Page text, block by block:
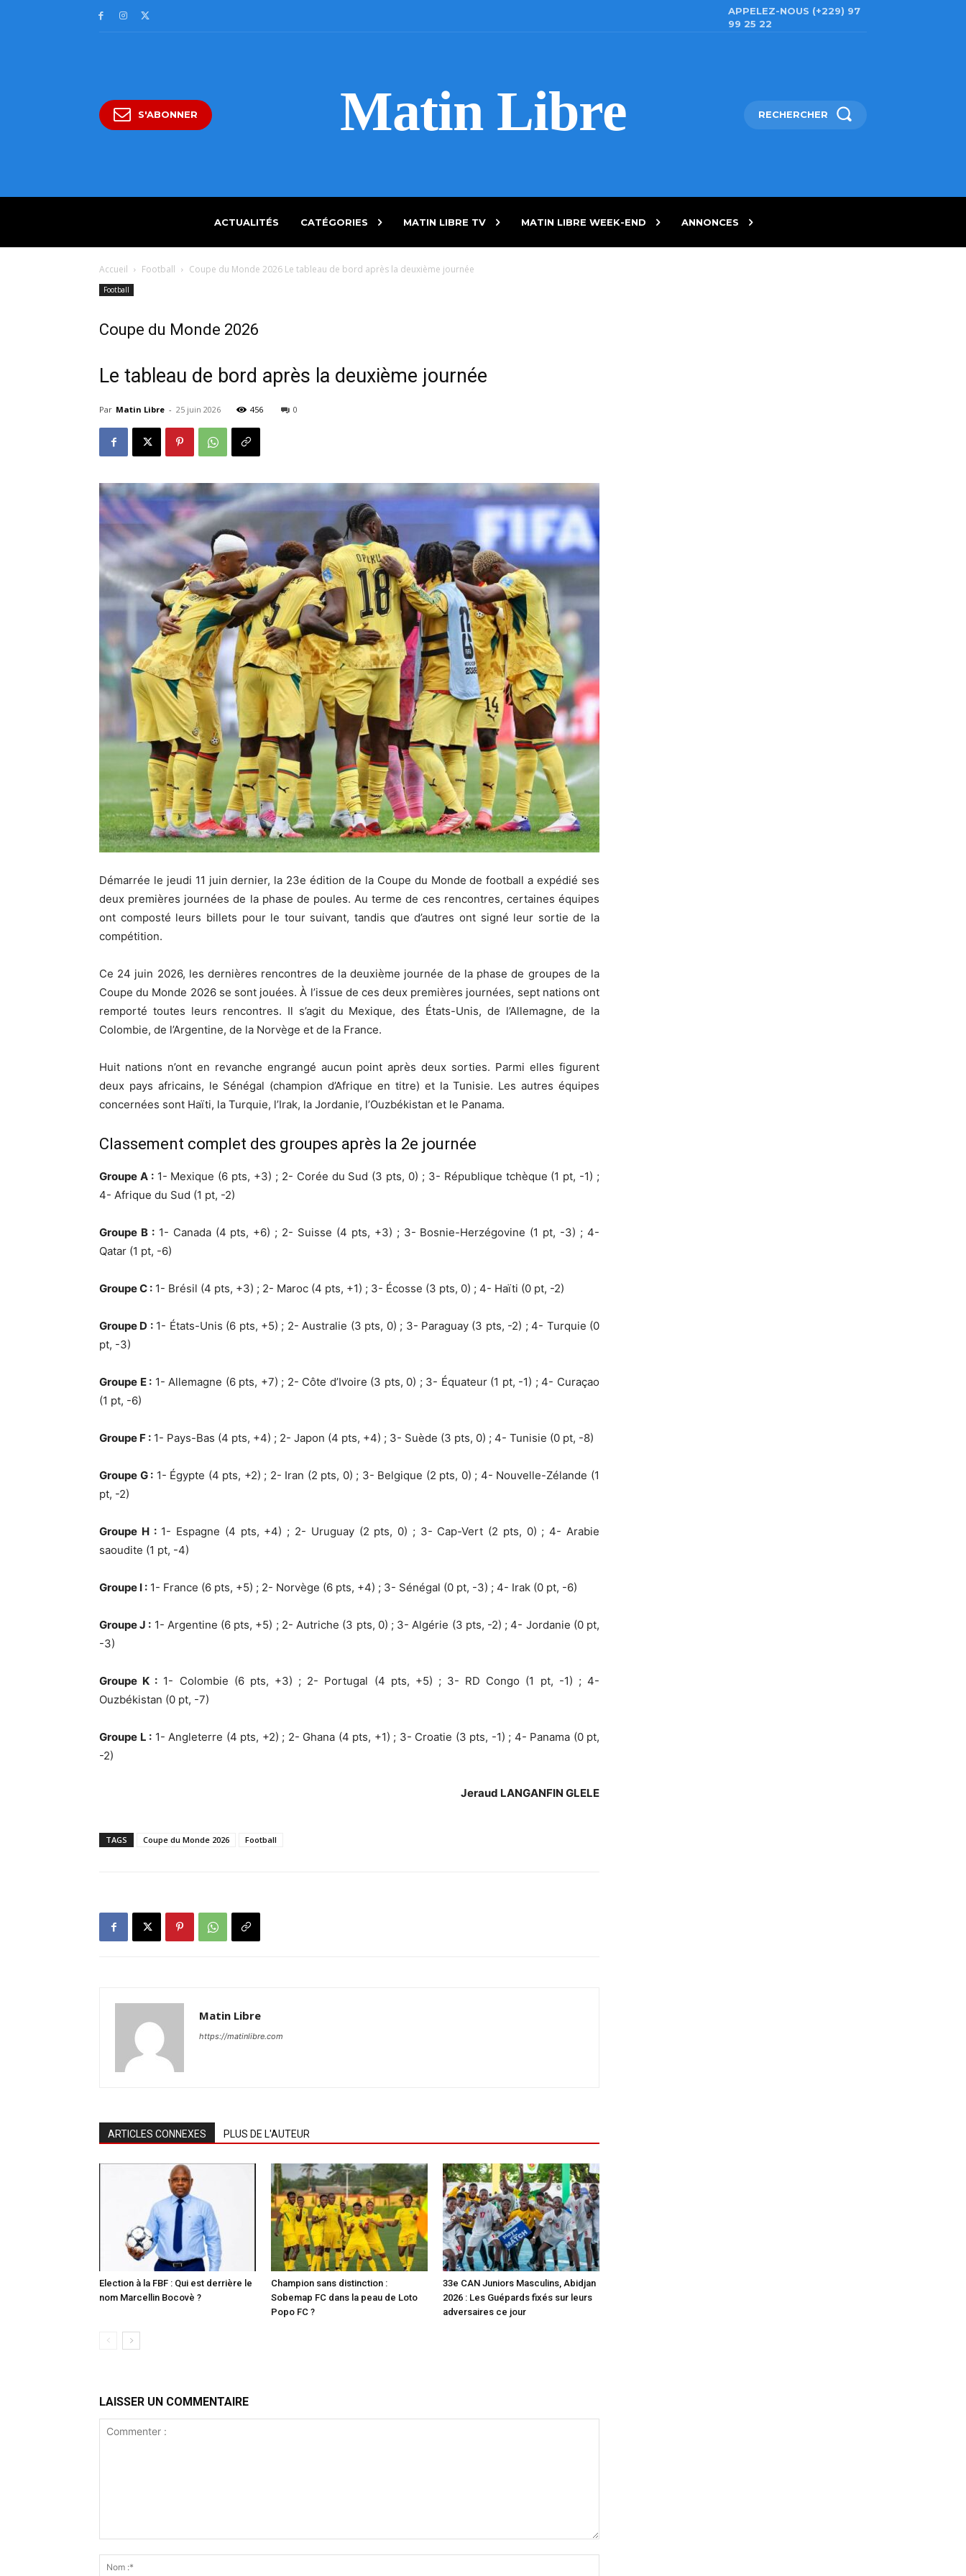
APPELEZ-NOUS (+229) 97
99 25 22
S'ABONNER Matin Libre RECHERCHER
ACTUALITÉS CATÉGORIES MATIN LIBRE TV MATIN LIBRE WEEK-END ANNONCES
Accueil Football Coupe du Monde 2026 Le tableau de bord après la deuxième journée
Football
Coupe du Monde 2026
Le tableau de bord après la deuxième journée
Par Matin Libre - 25 juin 2026 456 0
Démarrée le jeudi 11 juin dernier, la 23e édition de la Coupe du Monde de football a expédié ses
deux premières journées de la phase de poules. Au terme de ces rencontres, certaines équipes
ont composté leurs billets pour le tour suivant, tandis que d’autres ont signé leur sortie de la
compétition.
Ce 24 juin 2026, les dernières rencontres de la deuxième journée de la phase de groupes de la
Coupe du Monde 2026 se sont jouées. À l’issue de ces deux premières journées, sept nations ont
remporté toutes leurs rencontres. Il s’agit du Mexique, des États-Unis, de l’Allemagne, de la
Colombie, de l’Argentine, de la Norvège et de la France.
Huit nations n’ont en revanche engrangé aucun point après deux sorties. Parmi elles figurent
deux pays africains, le Sénégal (champion d’Afrique en titre) et la Tunisie. Les autres équipes
concernées sont Haïti, la Turquie, l’Irak, la Jordanie, l’Ouzbékistan et le Panama.
Classement complet des groupes après la 2e journée
Groupe A :1- Mexique (6 pts, +3) ; 2- Corée du Sud (3 pts, 0) ; 3- République tchèque (1 pt, -1) ;
4- Afrique du Sud (1 pt, -2)
Groupe B :1- Canada (4 pts, +6) ; 2- Suisse (4 pts, +3) ; 3- Bosnie-Herzégovine (1 pt, -3) ; 4-
Qatar (1 pt, -6)
Groupe C : 1- Brésil (4 pts, +3) ; 2- Maroc (4 pts, +1) ; 3- Écosse (3 pts, 0) ; 4- Haïti (0 pt, -2)
Groupe D :1- États-Unis (6 pts, +5) ; 2- Australie (3 pts, 0) ; 3- Paraguay (3 pts, -2) ; 4- Turquie (0
pt, -3)
Groupe E : 1- Allemagne (6 pts, +7) ; 2- Côte d’Ivoire (3 pts, 0) ; 3- Équateur (1 pt, -1) ; 4- Curaçao
(1 pt, -6)
Groupe F : 1- Pays-Bas (4 pts, +4) ; 2- Japon (4 pts, +4) ; 3- Suède (3 pts, 0) ; 4- Tunisie (0 pt, -8)
Groupe G : 1- Égypte (4 pts, +2) ; 2- Iran (2 pts, 0) ; 3- Belgique (2 pts, 0) ; 4- Nouvelle-Zélande (1
pt, -2)
Groupe H :1- Espagne (4 pts, +4) ; 2- Uruguay (2 pts, 0) ; 3- Cap-Vert (2 pts, 0) ; 4- Arabie
saoudite (1 pt, -4)
Groupe I : 1- France (6 pts, +5) ; 2- Norvège (6 pts, +4) ; 3- Sénégal (0 pt, -3) ; 4- Irak (0 pt, -6)
Groupe J : 1- Argentine (6 pts, +5) ; 2- Autriche (3 pts, 0) ; 3- Algérie (3 pts, -2) ; 4- Jordanie (0 pt,
-3)
Groupe K : 1- Colombie (6 pts, +3) ; 2- Portugal (4 pts, +5) ; 3- RD Congo (1 pt, -1) ; 4-
Ouzbékistan (0 pt, -7)
Groupe L : 1- Angleterre (4 pts, +2) ; 2- Ghana (4 pts, +1) ; 3- Croatie (3 pts, -1) ; 4- Panama (0 pt,
-2)
Jeraud LANGANFIN GLELE
TAGS Coupe du Monde 2026 Football
Matin Libre
https://matinlibre.com
ARTICLES CONNEXES PLUS DE L'AUTEUR
Election à la FBF : Qui est derrière le
nom Marcellin Bocovè ?
Champion sans distinction :
Sobemap FC dans la peau de Loto
Popo FC ?
33e CAN Juniors Masculins, Abidjan
2026 : Les Guépards fixés sur leurs
adversaires ce jour
LAISSER UN COMMENTAIRE